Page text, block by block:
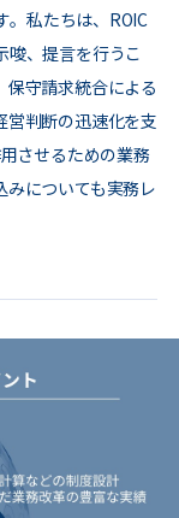
。私たちは、ROIC
唆、提言を行うこ
保守請求統合による
営判断の迅速化を支
させるための業務
みについても実務レ